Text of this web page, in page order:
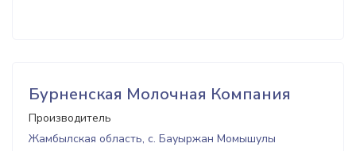
Бурненская Молочная Компания
Производитель
Жамбылская область, с. Бауыржан Момышулы